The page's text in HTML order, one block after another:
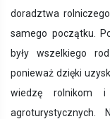
doradztwa
samego początku.
były wszelkiego
ponieważ dzięki
wiedzę rolnikom